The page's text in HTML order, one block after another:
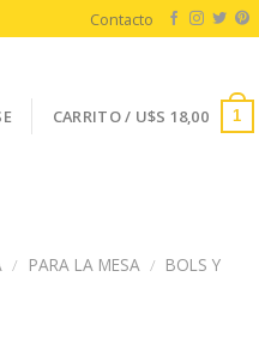
Contacto
CARRITO / U$S 18,00 1
/ PARA LA MESA / BOLS Y